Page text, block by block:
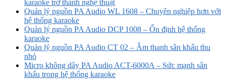
karaoke trở thành nghệ thuật
Quản lý nguồn PA Audio WL 1608 – Chuyên nghiệp hơn với
hệ thống karaoke
Quản lý nguồn PA Audio DCP 1008 – Ổn định hệ thống
karaoke
Quản lý nguồn PA Audio CT 02 – Âm thanh sân khấu thu
nhỏ
Micro không dây PA Audio ACT-6000A – Sức mạnh sân
khấu trong hệ thống karaoke